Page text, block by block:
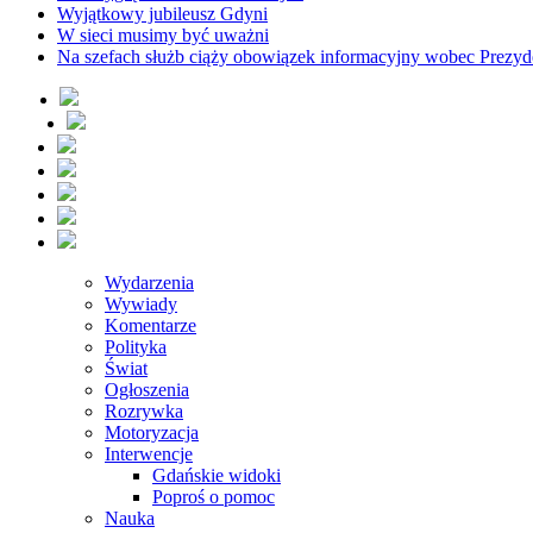
Wyjątkowy jubileusz Gdyni
W sieci musimy być uważni
Na szefach służb ciąży obowiązek informacyjny wobec
Wydarzenia
Wywiady
Komentarze
Polityka
Świat
Ogłoszenia
Rozrywka
Motoryzacja
Interwencje
Gdańskie widoki
Poproś o pomoc
Nauka